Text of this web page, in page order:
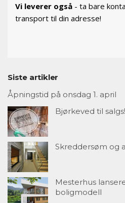
Vi leverer også - ta bare
transport til din adresse!
Siste artikler
Åpningstid på onsdag 1. april
Bjørkeved til salgs!
Skreddersøm og
Mesterhus
boligmodell